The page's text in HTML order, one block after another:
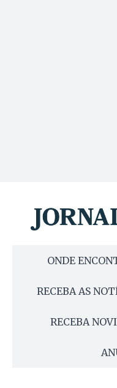
ONDE
RECEBA AS
RECEBA